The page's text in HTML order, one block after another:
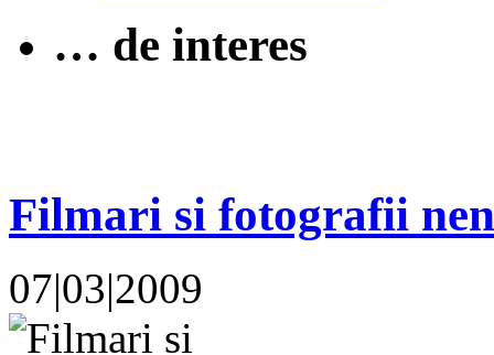
… de interes
Filmari si fotografii
07|03|2009